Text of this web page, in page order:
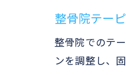
整骨院テー
整骨院でのテ
ンを調整し、